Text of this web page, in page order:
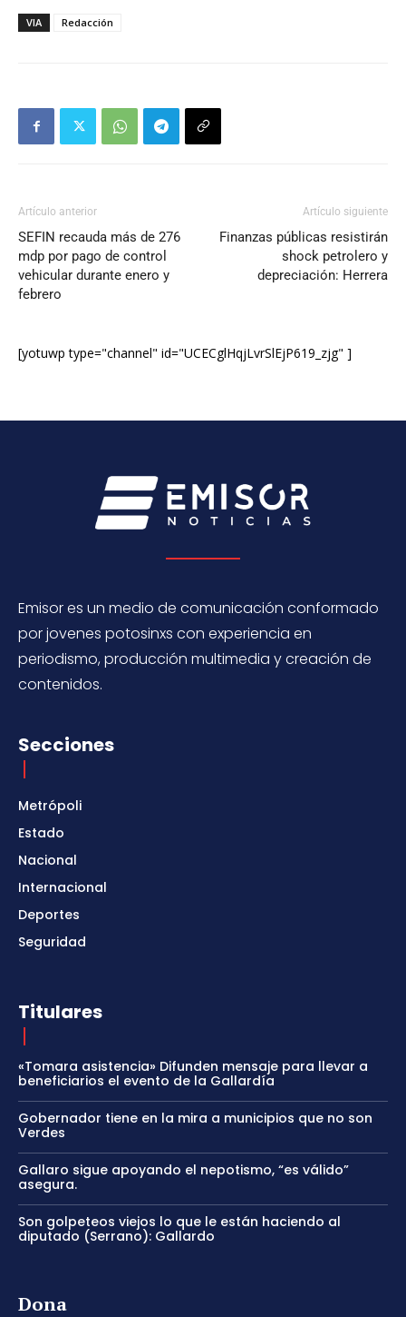
VIA Redacción
Artículo anterior
SEFIN recauda más de 276
mdp por pago de control
vehicular durante enero y
febrero
Artículo siguiente
Finanzas públicas resistirán
shock petrolero y
depreciación: Herrera
[yotuwp type="channel" id="UCECglHqjLvrSlEjP619_zjg" ]
Emisor es un medio de comunicación conformado
por jovenes potosinxs con experiencia en
periodismo, producción multimedia y creación de
contenidos.
Secciones
Metrópoli
Estado
Nacional
Internacional
Deportes
Seguridad
Titulares
«Tomara asistencia» Difunden mensaje para llevar a
beneficiarios el evento de la Gallardía
Gobernador tiene en la mira a municipios que no son
Verdes
Gallaro sigue apoyando el nepotismo, “es válido”
asegura.
Son golpeteos viejos lo que le están haciendo al
diputado (Serrano): Gallardo
Dona